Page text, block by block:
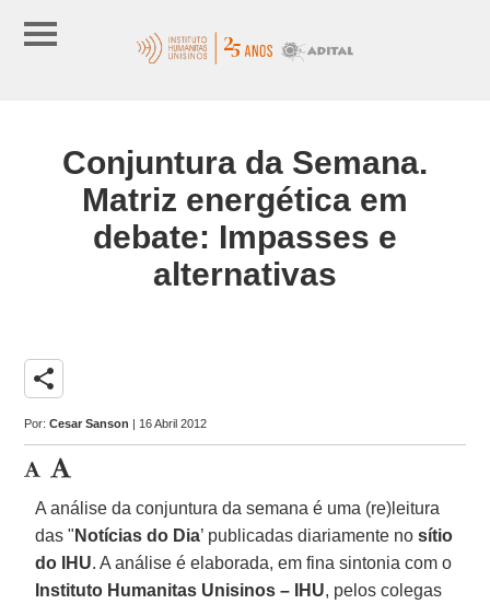
Conjuntura da Semana.
Matriz energética em
debate: Impasses e
alternativas
share
Por:Cesar Sanson | 16 Abril 2012
A análise da conjuntura da semana é uma (re)leitura
das " Notícias do Dia’ publicadas diariamente nosítio
do IHU. A análise é elaborada, em fina sintonia com o
Instituto Humanitas Unisinos –
IHU, pelos colegas